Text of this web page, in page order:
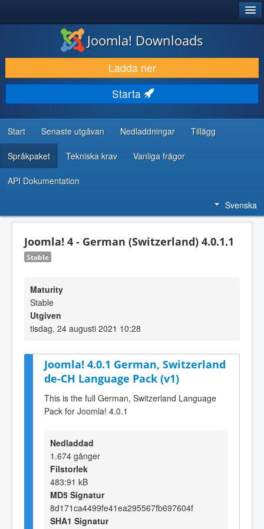
LADDA NER & UTÖKA
UPPTÄCK & LÄR
GEMENSKAP & SUPPORT
RESURSER FÖR UTVECKLARE
Joomla! Downloads
Ladda ner
Starta
Start Senaste utgåvan Nedladdningar Tillägg
Språkpaket Tekniska krav Vanliga frågor
API Dokumentation
Svenska
Joomla! 4 - German (Switzerland) 4.0.1.1
Stable
Maturity
Stable
Utgiven
tisdag, 24 augusti 2021 10:28
Joomla! 4.0.1 German, Switzerland
de-CH Language Pack (v1)
This is the full German, Switzerland Language
Pack for Joomla! 4.0.1
Nedladdad
1.674 gånger
Filstorlek
483:91 kB
MD5 Signatur
8d171ca4499fe41ea295567fb697604f
SHA1 Signatur